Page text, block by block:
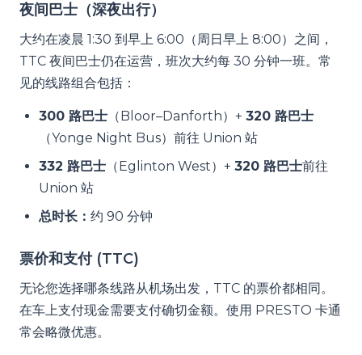
夜间巴士（深夜出行）
大约在凌晨 1:30 到早上 6:00（周日早上 8:00）之间，
TTC 夜间巴士仍在运营，班次大约每 30 分钟一班。常
见的线路组合包括：
300 路巴士 （Bloor–Danforth）+ 320 路巴士
（Yonge Night Bus）前往 Union 站
332 路巴士 （Eglinton West）+ 320 路巴士前往
Union 站
总时长： 约 90 分钟
票价和支付 (TTC)
无论您选择哪条线路从机场出发，TTC 的票价都相同。
在车上支付现金需要支付确切金额。使用 PRESTO 卡通
常会略微优惠。